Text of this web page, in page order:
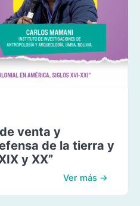
venta y
de la tierra y
y XX”
Ver más →